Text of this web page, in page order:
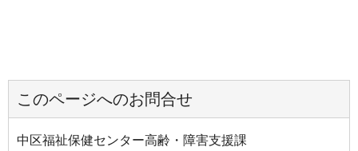
このページへのお問合せ
中区福祉保健センター高齢・障害支援課